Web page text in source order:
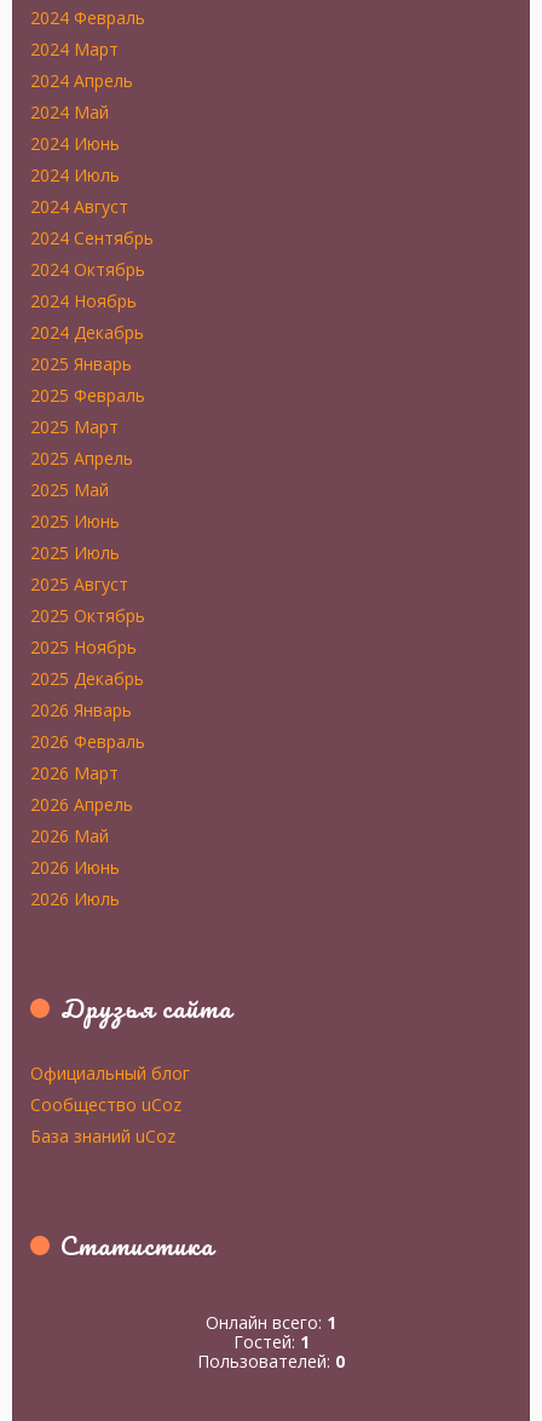
2024 Февраль
2024 Март
2024 Апрель
2024 Май
2024 Июнь
2024 Июль
2024 Август
2024 Сентябрь
2024 Октябрь
2024 Ноябрь
2024 Декабрь
2025 Январь
2025 Февраль
2025 Март
2025 Апрель
2025 Май
2025 Июнь
2025 Июль
2025 Август
2025 Октябрь
2025 Ноябрь
2025 Декабрь
2026 Январь
2026 Февраль
2026 Март
2026 Апрель
2026 Май
2026 Июнь
2026 Июль
Друзья сайта
Официальный блог
Сообщество uCoz
База знаний uCoz
Статистика
Онлайн всего: 1
Гостей: 1
Пользователей: 0